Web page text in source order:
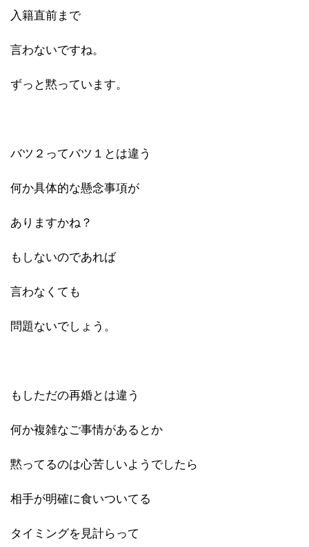
入籍直前まで
言わないですね。
ずっと黙っています。
バツ２ってバツ１とは違う
何か具体的な懸念事項が
ありますかね？
もしないのであれば
言わなくても
問題ないでしょう。
もしただの再婚とは違う
何か複雑なご事情があるとか
黙ってるのは心苦しいようでしたら
相手が明確に食いついてる
タイミングを見計らって